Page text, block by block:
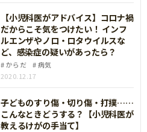
【小児科医がアドバイス】コロナ禍
だからこそ気をつけたい！ インフ
ルエンザやノロ・ロタウイルスな
ど、感染症の疑いがあったら？
からだ
病気
2020.12.17
子どものすり傷・切り傷・打撲……
こんなときどうする？【小児科医が
教えるけがの手当て】